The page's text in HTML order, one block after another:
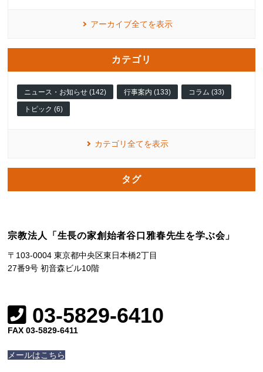
アーカイブ全てを表示
カテゴリ
ニュース・お知らせ (142) 行事案内 (133) コラム (33)
トピック (6)
カテゴリ全てを表示
タグ
宗教法人「生長の家創始者谷口雅春先生を学ぶ会」
〒103-0004 東京都中央区東日本橋2丁目
27番9号 初音森ビル10階
03-5829-6410
FAX 03-5829-6411
メールはこちら